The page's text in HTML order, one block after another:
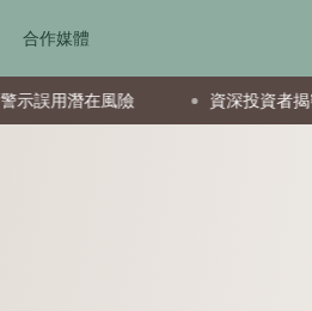
合作媒體
風險 資深投資者揭密：若重啟